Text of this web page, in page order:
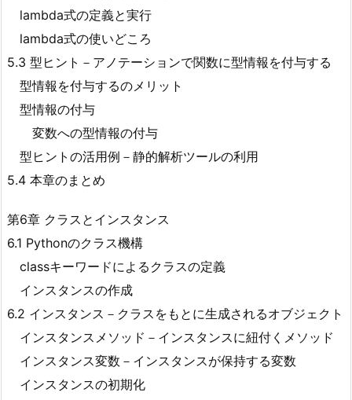
lambda式の定義と実行
lambda式の使いどころ
5.3 型ヒント－アノテーションで関数に型情報を付与する
型情報を付与するのメリット
型情報の付与
変数への型情報の付与
型ヒントの活用例－静的解析ツールの利用
5.4 本章のまとめ
第6章 クラスとインスタンス
6.1 Pythonのクラス機構
classキーワードによるクラスの定義
インスタンスの作成
6.2 インスタンス－クラスをもとに生成されるオブジェクト
インスタンスメソッド－インスタンスに紐付くメソッド
インスタンス変数－インスタンスが保持する変数
インスタンスの初期化